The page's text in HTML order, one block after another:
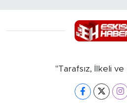
"Tarafsız, İlkeli ve